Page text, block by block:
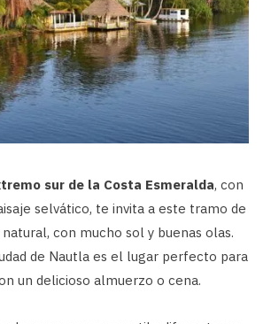
sur de la Costa Esmeralda, con
selvático, te invita a este tramo de
con mucho sol y buenas olas.
de Nautla es el lugar perfecto para
un delicioso almuerzo o cena.